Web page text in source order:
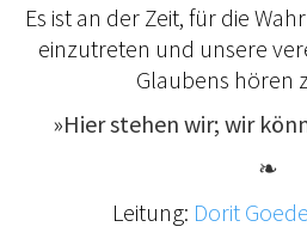
Es ist an der Zeit, für die
einzutreten und unsere
Glaubens hören
»Hier stehen wir; wir
❧
Leitung: Dorit